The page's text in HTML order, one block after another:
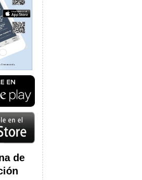
de